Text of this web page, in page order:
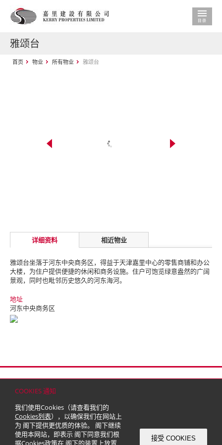
COOKIES 通知
我们使用Cookies（请查看我们的
Cookies列表），以确保我们在网站上
为 阁下提供更优质的体验。 阁下继续
使用本网站，即表示 阁下同意我们根
据Cookies政策在 阁下的装置上放置
接受 COOKIES
雅颂台
首页 物业 所有物业 雅颂台
详细资料 相近物业
雅颂台坐落于河东中央商务区，得益于天津嘉里中心的零售商铺和办公
大楼，为住户提供便捷的休闲和商务设施。 住户可饱览绿意盎然的广阔
景观，同时也毗邻历史悠久的河东海河。
地址
河东中央商务区
© 2026 嘉里建设有限公司 (于百慕达注册成立之有限公司)